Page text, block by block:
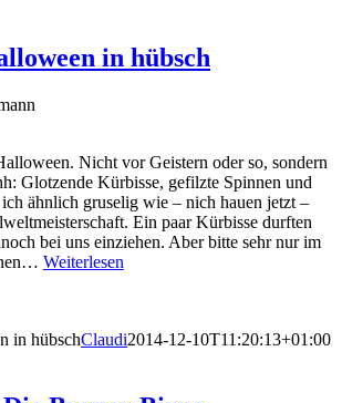
in hübsch
Nicht vor Geistern oder so, sondern
Glotzende Kürbisse, gefilzte Spinnen und
ähnlich gruselig wie – nich hauen jetzt –
Ein paar Kürbisse durften
bei uns einziehen. Aber bitte sehr nur im
Weiterlesen
in hübschClaudi2014-12-10T11:20:13+01:00